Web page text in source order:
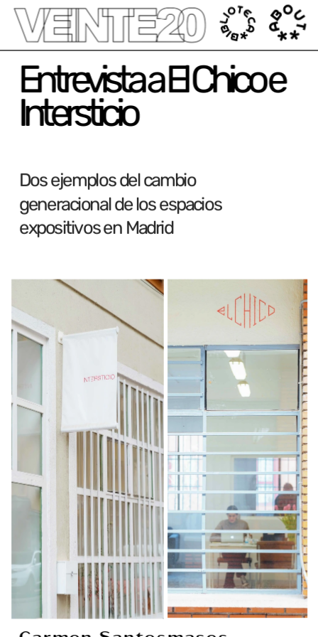
Entrevista a El Chico e
Intersticio
Dos ejemplos del cambio
generacional de los espacios
expositivos en Madrid